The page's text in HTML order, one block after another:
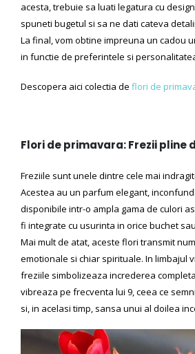
acesta, trebuie sa luati legatura cu
spuneti bugetul si sa ne dati cateva
La final, vom obtine impreuna un cadou
in functie de preferintele si
Descopera aici colectia de flori de
Flori de primavara: Frezii pline
Freziile sunt unele dintre cele mai
Acestea au un parfum elegant,
disponibile intr-o ampla gama de culori
fi integrate cu usurinta in orice buchet
Mai mult de atat, aceste flori transmit
emotionale si chiar spirituale. In limbajul
freziile simbolizeaza increderea
vibreaza pe frecventa lui 9, ceea ce
si, in acelasi timp, sansa unui al doilea